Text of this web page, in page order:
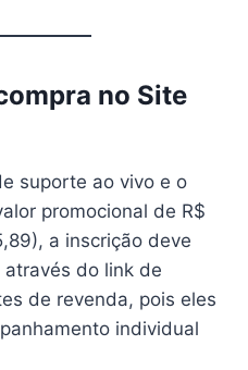
no Site
suporte ao vivo e o
promocional de R$
a inscrição deve
do link de
de revenda, pois eles
individual